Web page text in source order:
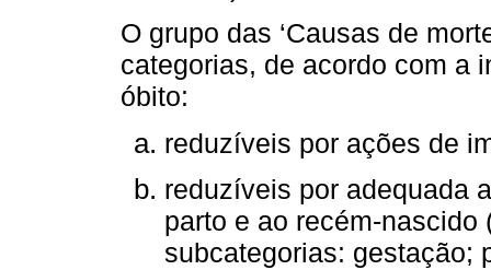
O grupo das ‘Causas de
categorias, de acordo com a
óbito:
reduzíveis por ações de
reduzíveis por adequada
parto e ao recém-
subcategorias: gestação;